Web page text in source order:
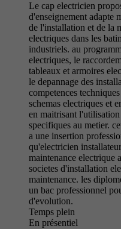
Le cap electricien
d'enseignement adapte
de l'installation et de la
electriques dans les
industriels. au
electriques, le
tableaux et armoires
le depannage des
competences
schemas electriques et
en maitrisant
specifiques au metier.
a une insertion
qu'electricien
maintenance electrique
societes d'installation
maintenance. les
un bac professionnel
d'evolution.
Temps plein
En présentiel